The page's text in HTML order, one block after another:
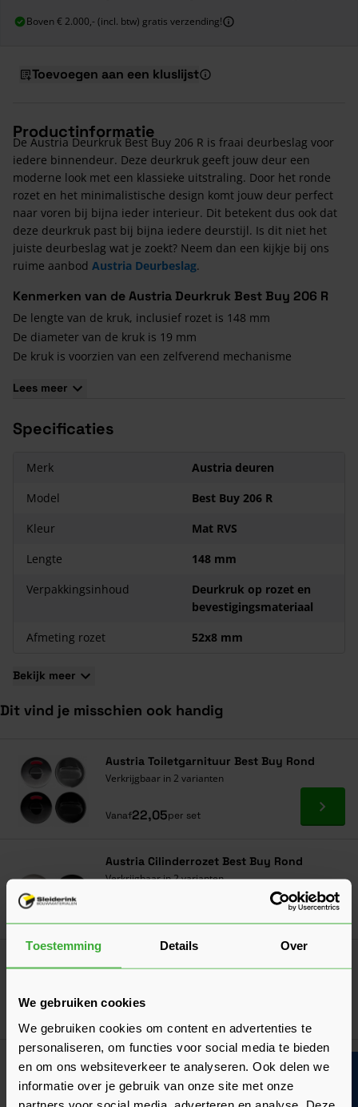
Toestemming Details Over
We gebruiken cookies
We gebruiken cookies om content en advertenties te
personaliseren, om functies voor social media te bieden
en om ons websiteverkeer te analyseren. Ook delen we
informatie over je gebruik van onze site met onze
partners voor social media, adverteren en analyse. Deze
Boven € 2.000,- (incl. btw) gratis verzending!
Toevoegen aan een kluslijst
Productinformatie
De Austria Deurkruk Best Buy 206 R is fraai deurbeslag voor
iedere binnendeur. Deze deurkruk geeft jouw deur een
moderne look met een klassieke uitstraling. Door het ronde
rozet en het minimalistische design komt jouw deur perfect
naar voren bij bijna ieder interieur. Dit betekent dus ook dat
deze deurkruk past bij bijna iedere deurstijl. Is dit niet het
juiste deurbeslag wat je zoekt? Neem dan een kijkje bij ons
ruime aanbod Austria Deurbeslag.
Kenmerken van de Austria Deurkruk Best Buy 206 R
De lengte van de kruk, inclusief rozet is 148 mm
De diameter van de kruk is 19 mm
De kruk is voorzien van een zelfverend mechanisme
Lees meer
Specificaties
Merk
Austria deuren
Model
Best Buy 206 R
Kleur
Mat RVS
Lengte
148 mm
Verpakkingsinhoud
Deurkruk op rozet en
bevestigingsmateriaal
Afmeting rozet
52x8 mm
Bekijk meer
Dit vind je misschien ook handig
Austria Toiletgarnituur Best Buy Rond
Verkrijgbaar in 2 varianten
Vanaf22,05per set Ga
Austria Cilinderrozet Best Buy Rond
Verkrijgbaar in 2 varianten
Ga
Austria Deurkruk Best Buy 204 R
Verkrijgbaar in 2 varianten